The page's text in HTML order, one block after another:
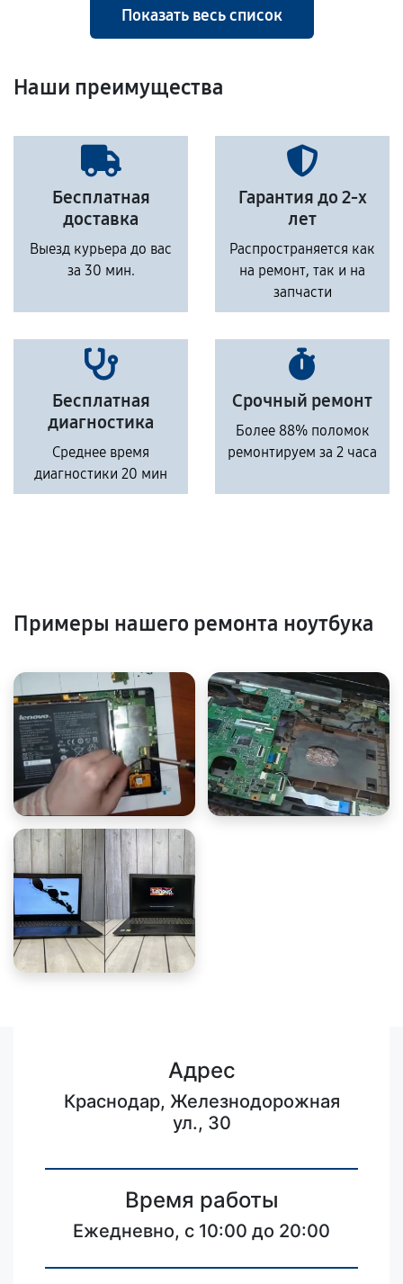
Показать весь список
Наши преимущества
Бесплатная
доставка
Выезд курьера до вас
за 30 мин.
Гарантия до 2-х
лет
Распространяется как
на ремонт, так и на
запчасти
Бесплатная
диагностика
Среднее время
диагностики 20 мин
Срочный ремонт
Более 88% поломок
ремонтируем за 2 часа
Примеры нашего ремонта ноутбука
Адрес
Краснодар, Железнодорожная
ул., 30
Время работы
Ежедневно, с 10:00 до 20:00